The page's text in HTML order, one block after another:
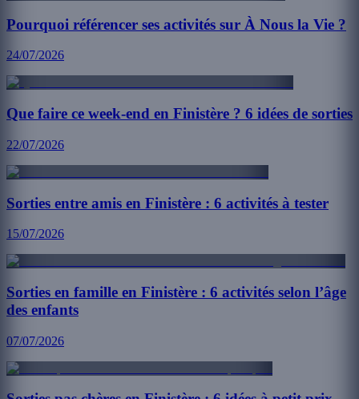
Pourquoi référencer ses activités sur À Nous la Vie ?
24/07/2026
Que faire ce week-end en Finistère ? 6 idées de sorties
22/07/2026
Sorties entre amis en Finistère : 6 activités à tester
15/07/2026
Sorties en famille en Finistère : 6 activités selon l’âge
des enfants
07/07/2026